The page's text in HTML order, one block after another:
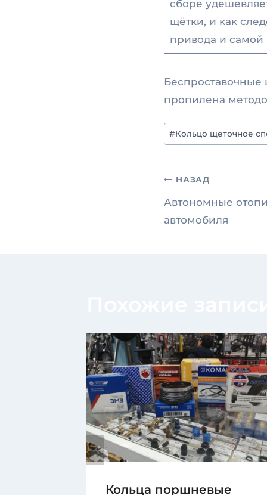
сборе
щётки, и как
привода и
пропилена
Метки
записи:
#Кольцо щеточное
по
НАЗАД
Автономные
автомобиля
Кольца поршневые